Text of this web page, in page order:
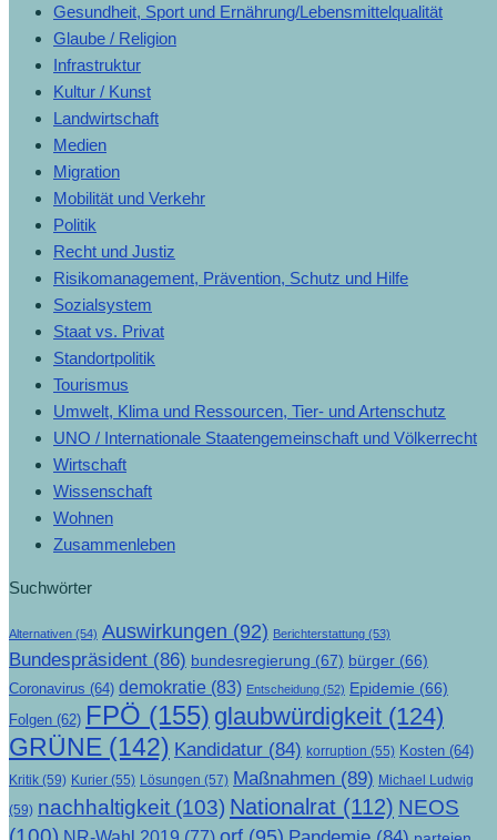
Gesundheit, Sport und Ernährung/Lebensmittelqualität
Glaube / Religion
Infrastruktur
Kultur / Kunst
Landwirtschaft
Medien
Migration
Mobilität und Verkehr
Politik
Recht und Justiz
Risikomanagement, Prävention, Schutz und Hilfe
Sozialsystem
Staat vs. Privat
Standortpolitik
Tourismus
Umwelt, Klima und Ressourcen, Tier- und Artenschutz
UNO / Internationale Staatengemeinschaft und Völkerrecht
Wirtschaft
Wissenschaft
Wohnen
Zusammenleben
Suchwörter
Alternativen (54) Auswirkungen (92) Berichterstattung (53)
Bundespräsident (86) bundesregierung (67) bürger (66)
Coronavirus (64) demokratie (83) Entscheidung (52) Epidemie (66)
Folgen (62) FPÖ (155) glaubwürdigkeit (124)
GRÜNE (142) Kandidatur (84) korruption (55) Kosten (64)
Kritik (59) Kurier (55) Lösungen (57) Maßnahmen (89) Michael Ludwig
(59) nachhaltigkeit (103) Nationalrat (112) NEOS